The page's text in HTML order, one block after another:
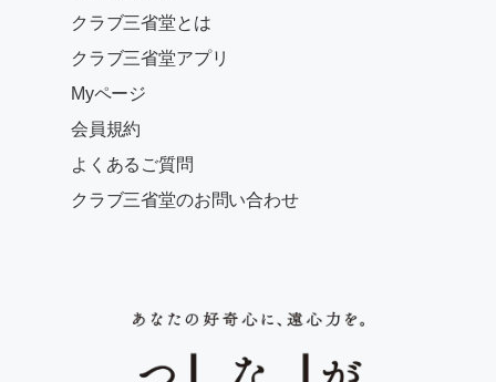
クラブ三省堂とは
クラブ三省堂アプリ
Myページ
会員規約
よくあるご質問
クラブ三省堂のお問い合わせ